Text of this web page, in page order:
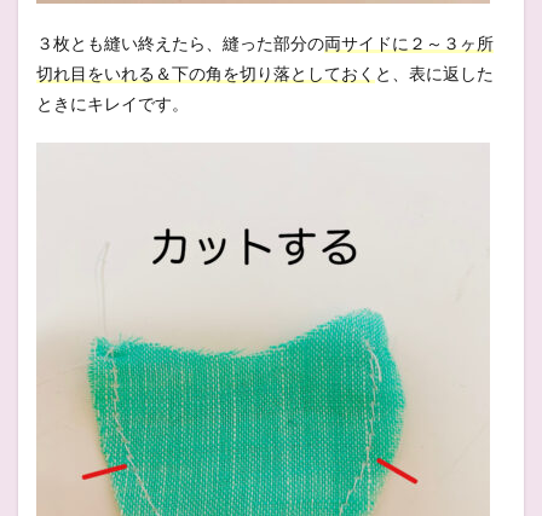
３枚とも縫い終えたら、縫った部分の両サイドに２～３ヶ所
切れ目をいれる＆下の角を切り落としておく と、表に返した
ときにキレイです。